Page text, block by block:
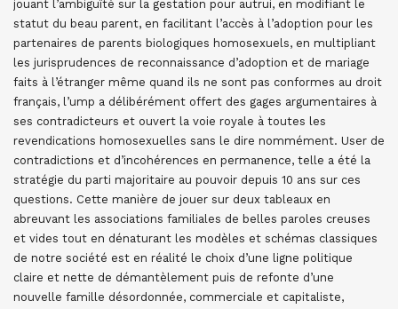
jouant l’ambiguïté sur la gestation pour autrui, en modifiant le
statut du beau parent, en facilitant l’accès à l’adoption pour les
partenaires de parents biologiques homosexuels, en multipliant
les jurisprudences de reconnaissance d’adoption et de mariage
faits à l’étranger même quand ils ne sont pas conformes au droit
français, l’ump a délibérément offert des gages argumentaires à
ses contradicteurs et ouvert la voie royale à toutes les
revendications homosexuelles sans le dire nommément. User de
contradictions et d’incohérences en permanence, telle a été la
stratégie du parti majoritaire au pouvoir depuis 10 ans sur ces
questions. Cette manière de jouer sur deux tableaux en
abreuvant les associations familiales de belles paroles creuses
et vides tout en dénaturant les modèles et schémas classiques
de notre société est en réalité le choix d’une ligne politique
claire et nette de démantèlement puis de refonte d’une
nouvelle famille désordonnée, commerciale et capitaliste,